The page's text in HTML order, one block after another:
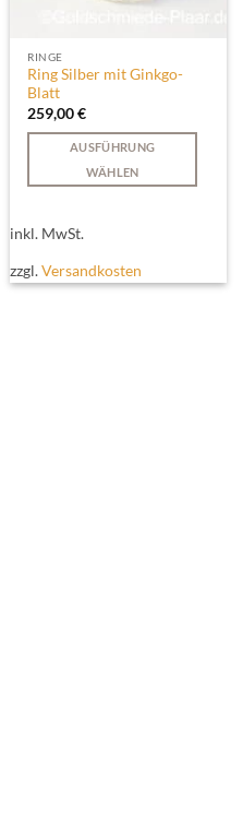
RINGE
Ring Silber mit Ginkgo-
Blatt
259,00€
AUSFÜHRUNG
WÄHLEN
weist
mehrere
Varianten
inkl. MwSt.
zzgl.Versandkosten